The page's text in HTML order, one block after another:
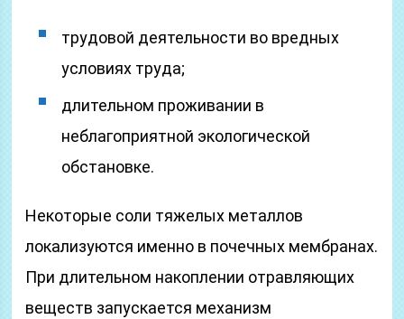
трудовой деятельности во вредных
условиях труда;
длительном проживании в
неблагоприятной экологической
обстановке.
Некоторые соли тяжелых металлов
локализуются именно в почечных мембранах.
При длительном накоплении отравляющих
веществ запускается механизм